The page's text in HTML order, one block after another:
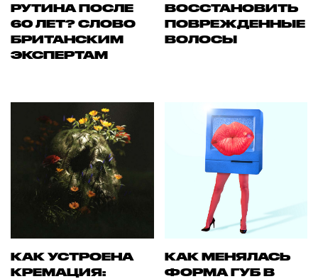
РУТИНА ПОСЛЕ
60 ЛЕТ? СЛОВО
БРИТАНСКИМ
ЭКСПЕРТАМ
ВОССТАНОВИТЬ
ПОВРЕЖДЕННЫЕ
ВОЛОСЫ
КАК УСТРОЕНА
КРЕМАЦИЯ:
КАК МЕНЯЛАСЬ
ФОРМА ГУБ В